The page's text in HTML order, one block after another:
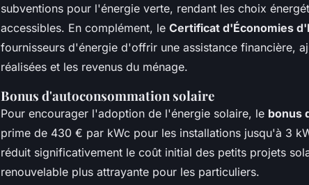
subventions pour l'énergie verte, rendant les choix
accessibles. En complément, le Certificat d'Économies
fournisseurs d'énergie d'offrir une assistance financière,
réalisées et les revenus du ménage.
Bonus d'autoconsommation solaire
Pour encourager l'adoption de l'énergie solaire, le bonus
prime de 430 € par kWc pour les installations jusqu'à 3
réduit significativement le coût initial des petits projets
renouvelable plus attrayante pour les particuliers.